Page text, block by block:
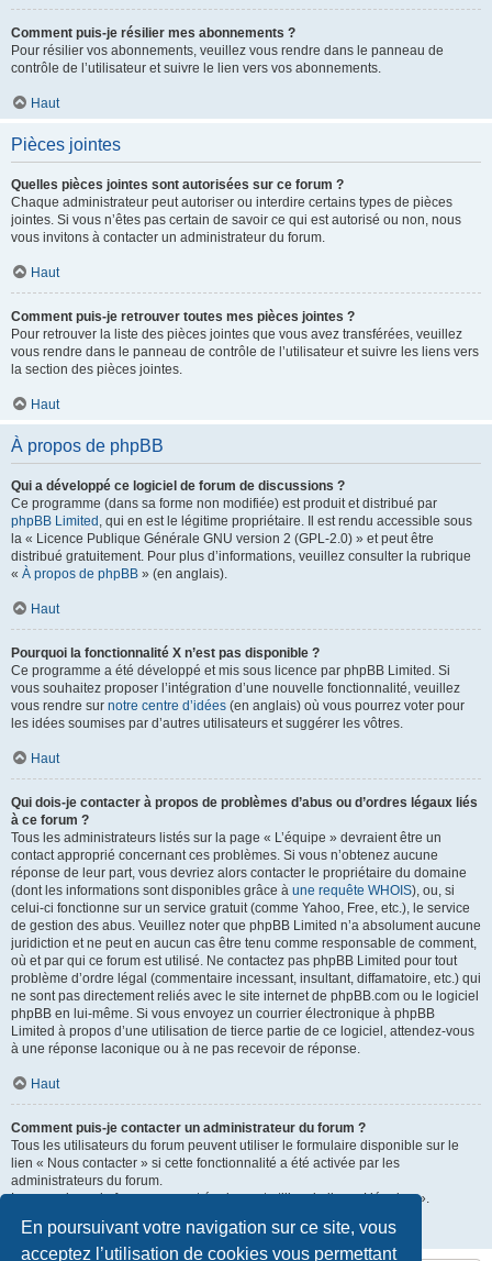
En poursuivant votre navigation sur ce site, vous
acceptez l’utilisation de cookies vous permettant
Comment puis-je résilier mes abonnements ?
Pour résilier vos abonnements, veuillez vous rendre dans le panneau de
contrôle de l’utilisateur et suivre le lien vers vos abonnements.
Haut
Pièces jointes
Quelles pièces jointes sont autorisées sur ce forum ?
Chaque administrateur peut autoriser ou interdire certains types de pièces
jointes. Si vous n’êtes pas certain de savoir ce qui est autorisé ou non, nous
vous invitons à contacter un administrateur du forum.
Haut
Comment puis-je retrouver toutes mes pièces jointes ?
Pour retrouver la liste des pièces jointes que vous avez transférées, veuillez
vous rendre dans le panneau de contrôle de l’utilisateur et suivre les liens vers
la section des pièces jointes.
Haut
À propos de phpBB
Qui a développé ce logiciel de forum de discussions ?
Ce programme (dans sa forme non modifiée) est produit et distribué par
phpBB Limited , qui en est le légitime propriétaire. Il est rendu accessible sous
la « Licence Publique Générale GNU version 2 (GPL-2.0) » et peut être
distribué gratuitement. Pour plus d’informations, veuillez consulter la rubrique
« À propos de phpBB » (en anglais).
Haut
Pourquoi la fonctionnalité X n’est pas disponible ?
Ce programme a été développé et mis sous licence par phpBB Limited. Si
vous souhaitez proposer l’intégration d’une nouvelle fonctionnalité, veuillez
vous rendre sur notre centre d’idées (en anglais) où vous pourrez voter pour
les idées soumises par d’autres utilisateurs et suggérer les vôtres.
Haut
Qui dois-je contacter à propos de problèmes d’abus ou d’ordres légaux liés
à ce forum ?
Tous les administrateurs listés sur la page « L’équipe » devraient être un
contact approprié concernant ces problèmes. Si vous n’obtenez aucune
réponse de leur part, vous devriez alors contacter le propriétaire du domaine
(dont les informations sont disponibles grâce à une requête WHOIS), ou, si
celui-ci fonctionne sur un service gratuit (comme Yahoo, Free, etc.), le service
de gestion des abus. Veuillez noter que phpBB Limited n’a absolument aucune
juridiction et ne peut en aucun cas être tenu comme responsable de comment,
où et par qui ce forum est utilisé. Ne contactez pas phpBB Limited pour tout
problème d’ordre légal (commentaire incessant, insultant, diffamatoire, etc.) qui
ne sont pas directement reliés avec le site internet de phpBB.com ou le logiciel
phpBB en lui-même. Si vous envoyez un courrier électronique à phpBB
Limited à propos d’une utilisation de tierce partie de ce logiciel, attendez-vous
à une réponse laconique ou à ne pas recevoir de réponse.
Haut
Comment puis-je contacter un administrateur du forum ?
Tous les utilisateurs du forum peuvent utiliser le formulaire disponible sur le
lien « Nous contacter » si cette fonctionnalité a été activée par les
administrateurs du forum.
Les membres du forum peuvent également utiliser le lien « L’équipe ».
Haut